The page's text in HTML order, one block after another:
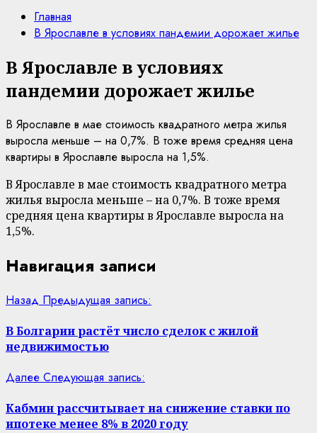
Главная
В Ярославле в условиях пандемии дорожает жилье
В Ярославле в условиях
пандемии дорожает жилье
В Ярославле в мае стоимость квадратного метра жилья
выросла меньше – на 0,7%. В тоже время средняя цена
квартиры в Ярославле выросла на 1,5%.
В Ярославле в мае стоимость квадратного метра
жилья выросла меньше – на 0,7%. В тоже время
средняя цена квартиры в Ярославле выросла на
1,5%.
Навигация записи
Назад Предыдущая запись:
В Болгарии растёт число сделок с жилой
недвижимостью
Далее Следующая запись:
Кабмин рассчитывает на снижение ставки по
ипотеке менее 8% в 2020 году